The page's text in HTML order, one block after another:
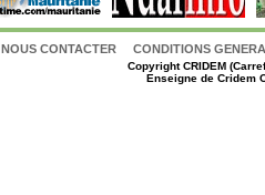
NOUS CONTACTER CONDITIONS
CopyrightCRIDEM
Enseigne de Cridem